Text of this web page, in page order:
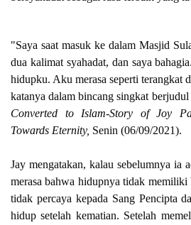
"Saya saat masuk ke dalam Masjid
dua kalimat syahadat, dan saya
hidupku. Aku merasa seperti terangkat
katanya dalam bincang singkat berjudul
Converted to Islam-Story of Joy
Towards Eternity, Senin (06/09/2021).
Jay mengatakan, kalau sebelumnya ia
merasa bahwa hidupnya tidak memiliki
tidak percaya kepada Sang Pencipta
hidup setelah kematian. Setelah